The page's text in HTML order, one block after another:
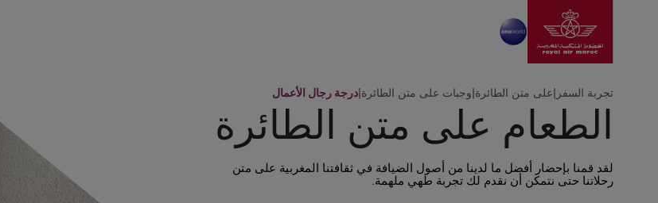
تخطي إلى المحتوى الرئيسي
انتقل إلى الصفحة الرئيسية
تجربة السفر على متن الطائرة وجبات على متن الطائرة درجة رجال الأعمال
الطعام على متن الطائرة
لقد قمنا بإحضار أفضل ما لدينا من أصول الضيافة في ثقافتنا المغربية على متن
رحلاتنا حتى نتمكن أن نقدم لك تجربة طهي ملهمة.